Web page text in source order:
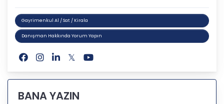
Gayrimenkul Al / Sat / Kirala
Danışman Hakkında Yorum Yapın
BANA YAZIN